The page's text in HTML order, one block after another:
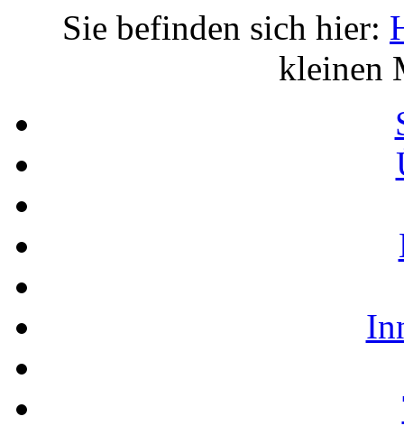
Sie befinden sich hier:
kleinen